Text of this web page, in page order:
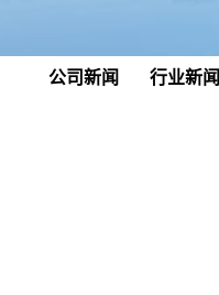
公司新闻 行业新闻